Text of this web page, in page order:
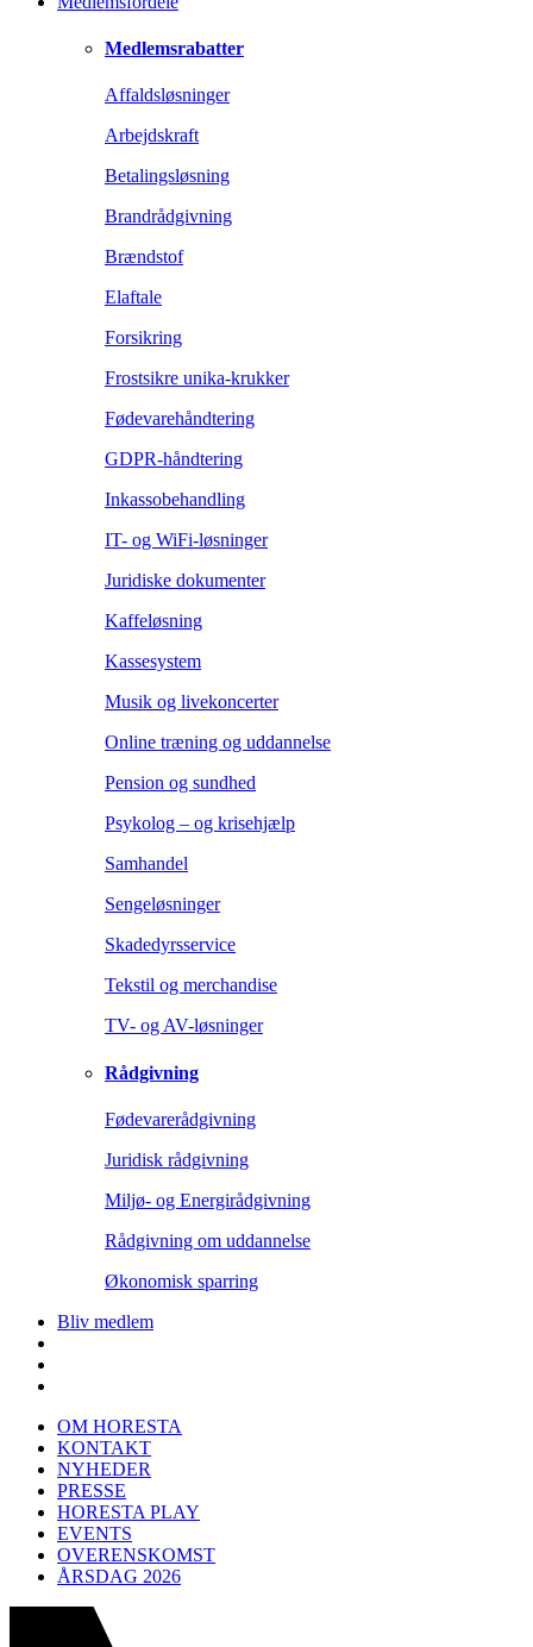
Medlemsrabatter
Affaldsløsninger
Arbejdskraft
Betalingsløsning
Brandrådgivning
Brændstof
Elaftale
Forsikring
Frostsikre unika-krukker
Fødevarehåndtering
GDPR-håndtering
Inkassobehandling
IT- og WiFi-løsninger
Juridiske dokumenter
Kaffeløsning
Kassesystem
Musik og livekoncerter
Online træning og uddannelse
Pension og sundhed
Psykolog – og krisehjælp
Samhandel
Sengeløsninger
Skadedyrsservice
Tekstil og merchandise
TV- og AV-løsninger
Rådgivning
Fødevarerådgivning
Juridisk rådgivning
Miljø- og Energirådgivning
Rådgivning om uddannelse
Økonomisk sparring
Bliv medlem
OM HORESTA
KONTAKT
NYHEDER
PRESSE
HORESTA PLAY
EVENTS
OVERENSKOMST
ÅRSDAG 2026